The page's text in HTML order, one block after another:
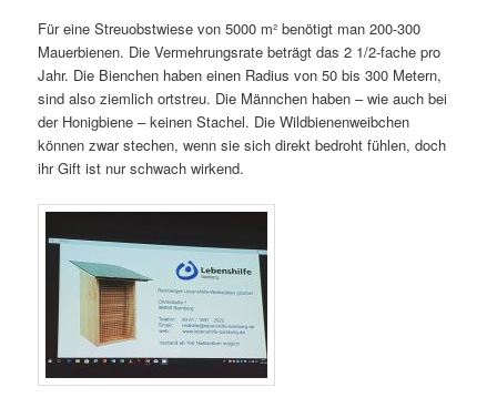
Für eine Streuobstwiese von 5000 m² benötigt man 200-300
Mauerbienen. Die Vermehrungsrate beträgt das 2 1/2-fache pro
Jahr. Die Bienchen haben einen Radius von 50 bis 300 Metern,
sind also ziemlich ortstreu. Die Männchen haben – wie auch bei
der Honigbiene – keinen Stachel. Die Wildbienenweibchen
können zwar stechen, wenn sie sich direkt bedroht fühlen, doch
ihr Gift ist nur schwach wirkend.